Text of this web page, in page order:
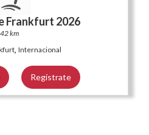
Frankfurt 2026
42 km
, Internacional
Regístrate